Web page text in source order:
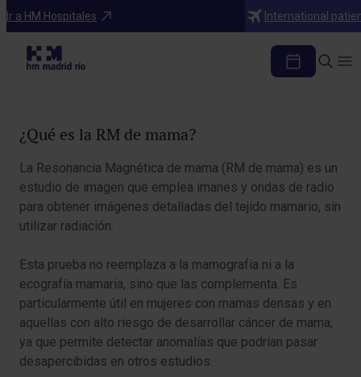
Ir a HM Hospitales International
Diagnosticos
RM de mama
¿Qué es la RM de mama?
La Resonancia Magnética de mama (RM de mama) es un
estudio de imagen que emplea imanes y ondas de radio
para obtener imágenes detalladas del tejido mamario, sin
utilizar radiación.
Esta prueba no reemplaza a la mamografía ni a la
ecografía mamaria, sino que las complementa. Es
particularmente útil en mujeres con mamas densas y en
aquellas con alto riesgo de desarrollar cáncer de mama,
ya que permite detectar anomalías que podrían pasar
desapercibidas en otros estudios.